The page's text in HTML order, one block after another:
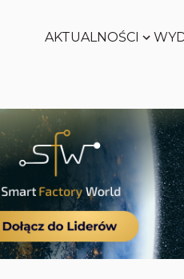
AKTUALNOŚCI